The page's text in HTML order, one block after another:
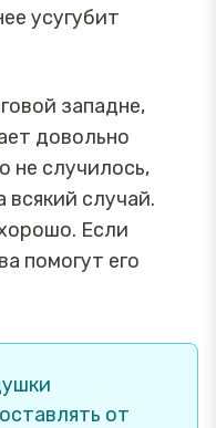
усугубит
западне,
довольно
не случилось,
всякий случай.
Если
помогут его
от